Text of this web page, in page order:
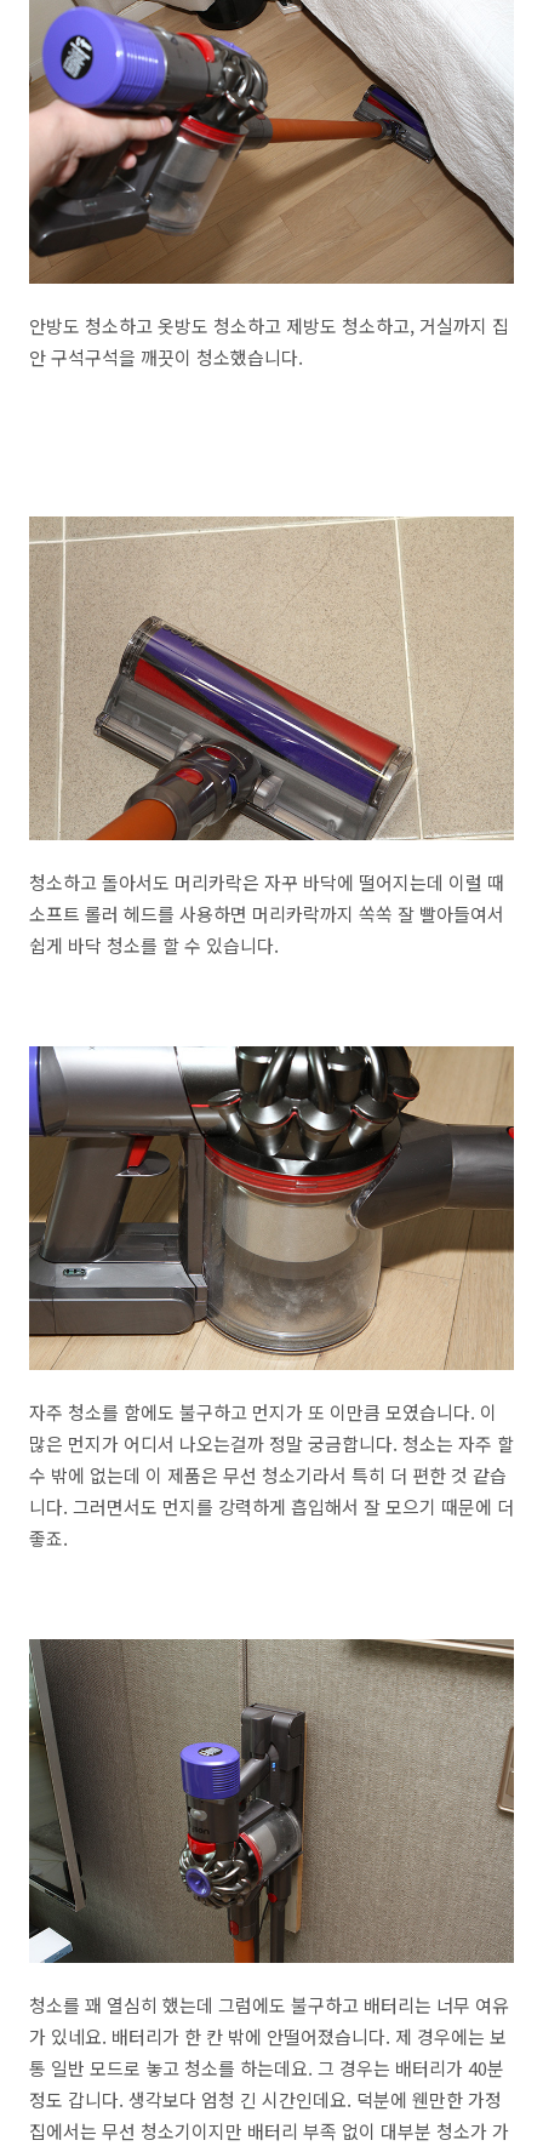
안방도 청소하고 옷방도 청소하고 제방도 청소하고, 거실까지 집
안 구석구석을 깨끗이 청소했습니다.
청소하고 돌아서도 머리카락은 자꾸 바닥에 떨어지는데 이럴 때
소프트 롤러 헤드를 사용하면 머리카락까지 쏙쏙 잘 빨아들여서
쉽게 바닥 청소를 할 수 있습니다.
자주 청소를 함에도 불구하고 먼지가 또 이만큼 모였습니다. 이
많은 먼지가 어디서 나오는걸까 정말 궁금합니다. 청소는 자주 할
수 밖에 없는데 이 제품은 무선 청소기라서 특히 더 편한 것 같습
니다. 그러면서도 먼지를 강력하게 흡입해서 잘 모으기 때문에 더
좋죠.
청소를 꽤 열심히 했는데 그럼에도 불구하고 배터리는 너무 여유
가 있네요. 배터리가 한 칸 밖에 안떨어졌습니다. 제 경우에는 보
통 일반 모드로 놓고 청소를 하는데요. 그 경우는 배터리가 40분
정도 갑니다. 생각보다 엄청 긴 시간인데요. 덕분에 웬만한 가정
집에서는 무선 청소기이지만 배터리 부족 없이 대부분 청소가 가